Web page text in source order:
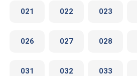
021 022 023
026 027 028
031 032 033